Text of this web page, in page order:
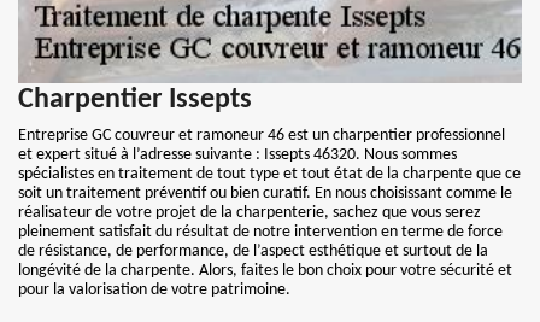
Charpentier Issepts
Entreprise GC couvreur et ramoneur 46 est un charpentier professionnel
et expert situé à l’adresse suivante : Issepts 46320. Nous sommes
spécialistes en traitement de tout type et tout état de la charpente que ce
soit un traitement préventif ou bien curatif. En nous choisissant comme le
réalisateur de votre projet de la charpenterie, sachez que vous serez
pleinement satisfait du résultat de notre intervention en terme de force
de résistance, de performance, de l’aspect esthétique et surtout de la
longévité de la charpente. Alors, faites le bon choix pour votre sécurité et
pour la valorisation de votre patrimoine.